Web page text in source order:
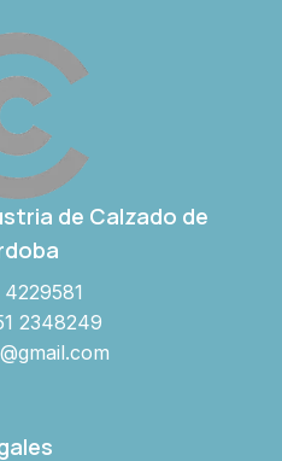
de Calzado de
2348249